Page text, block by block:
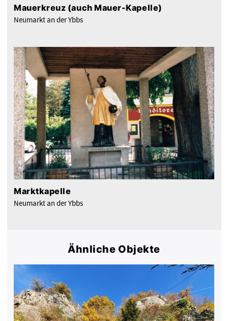
Mauerkreuz (auch Mauer-Kapelle)
Neumarkt an der Ybbs
Marktkapelle
Neumarkt an der Ybbs
Ähnliche Objekte